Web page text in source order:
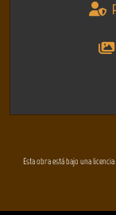
Esta obra está bajo una